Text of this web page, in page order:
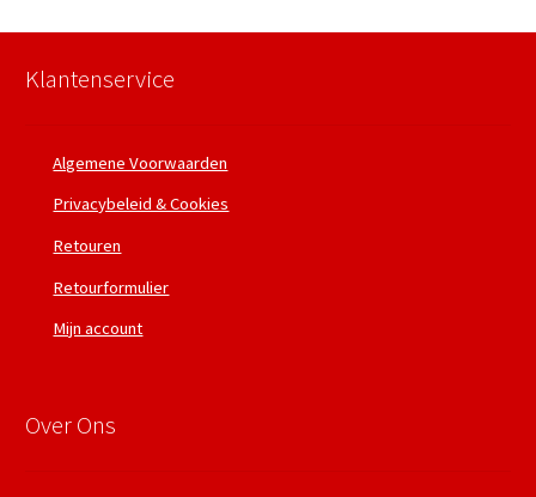
Klantenservice
Algemene Voorwaarden
Privacybeleid & Cookies
Retouren
Retourformulier
Mijn account
Over Ons